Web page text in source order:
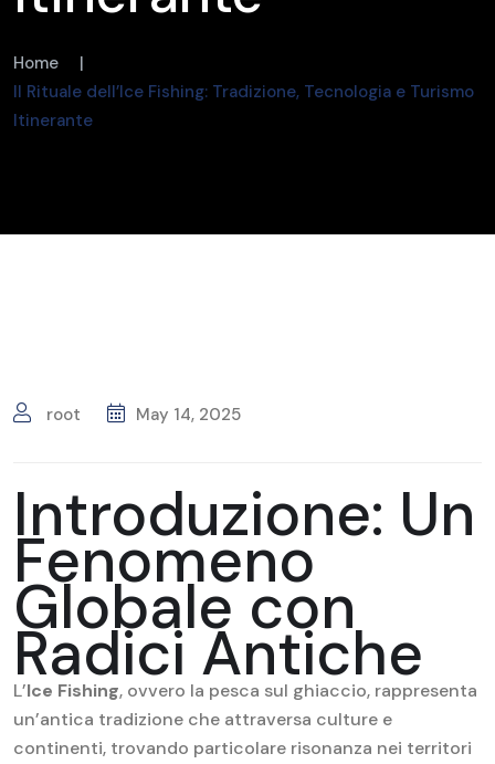
Home
|
Il Rituale dell’Ice Fishing: Tradizione, Tecnologia e Turismo
Itinerante
root May 14, 2025
Introduzione: Un
Fenomeno
Globale con
Radici Antiche
L’Ice Fishing, ovvero la pesca sul ghiaccio, rappresenta
un’antica tradizione che attraversa culture e
continenti, trovando particolare risonanza nei territori